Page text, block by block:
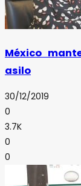
México
asilo
30/12/2019
0
3.7K
0
0